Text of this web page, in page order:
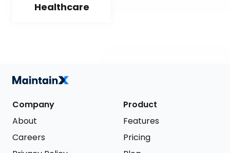
Healthcare
Company
About
Careers
Product
Features
Pricing